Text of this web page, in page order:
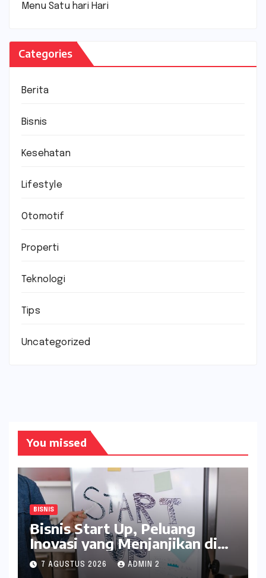
Menu Satu hari Hari
Categories
Berita
Bisnis
Kesehatan
Lifestyle
Otomotif
Properti
Teknologi
Tips
Uncategorized
You missed
BISNIS
Bisnis Start Up, Peluang
Inovasi yang Menjanjikan di
Era Digital
7 AGUSTUS 2026 ADMIN 2